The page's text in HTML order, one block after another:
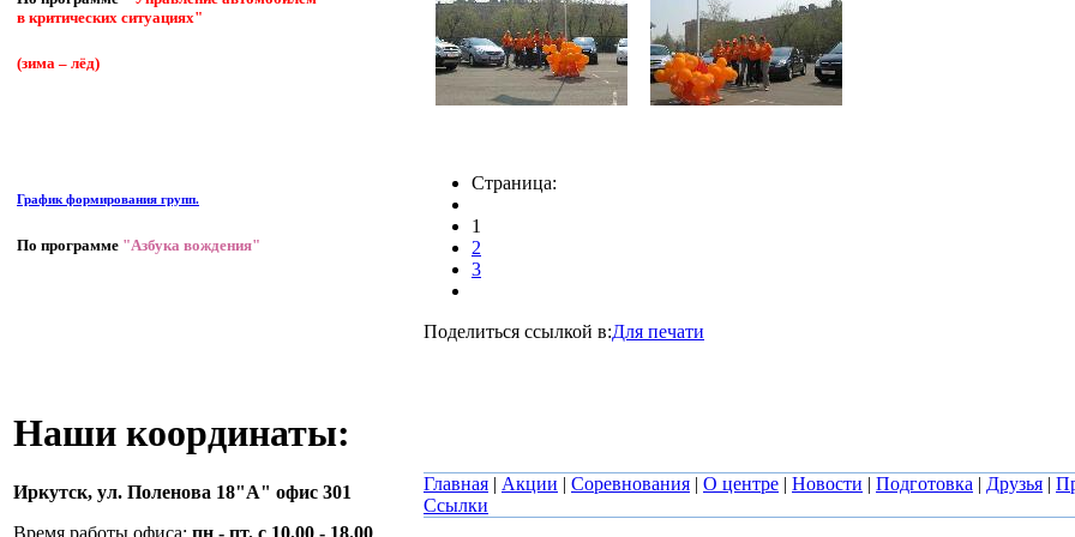
в критических ситуациях"
(зима – лёд)
График формирования групп.
По программе "Азбука вождения"
Страница:
1
2
3
Поделиться ссылкой в:Для печати
Наши координаты:
Иркутск, ул. Поленова 18"А" офис 301
Время работы офиса: пн - пт. с 10.00 - 18.00
Главная | Акции | Соревнования | О центре | Новости | Подготовка | Друзья |
Ссылки